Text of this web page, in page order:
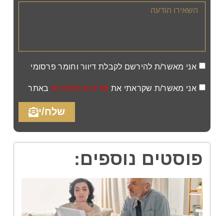
אני מאשר/ת להירשם לקבלת דיוור וחומר פרסומי
אני מאשר/ת שקראתי את מדיניות הפרטיות באתר
שלח/י
פוסטים נוספים: